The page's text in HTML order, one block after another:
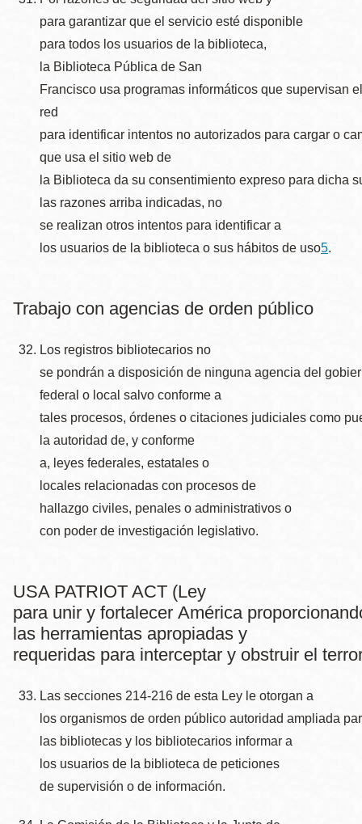
para garantizar que el servicio esté disponible
para todos los usuarios de la biblioteca,
la Biblioteca Pública de San
Francisco usa programas informáticos que supervisan
red
para identificar intentos no autorizados para cargar o
que usa el sitio web de
la Biblioteca da su consentimiento expreso para dicha
las razones arriba indicadas, no
se realizan otros intentos para identificar a
los usuarios de la biblioteca o sus hábitos de uso5.
Trabajo con agencias de orden público
Los registros bibliotecarios no
se pondrán a disposición de ninguna agencia del
federal o local salvo conforme a
tales procesos, órdenes o citaciones judiciales como
la autoridad de, y conforme
a, leyes federales, estatales o
locales relacionadas con procesos de
hallazgo civiles, penales o administrativos o
con poder de investigación legislativo.
USA PATRIOT ACT (Ley
para unir y fortalecer América
las herramientas apropiadas y
requeridas para interceptar y obstruir el
Las secciones 214-216 de esta Ley le otorgan a
los organismos de orden público autoridad ampliada
las bibliotecas y los bibliotecarios informar a
los usuarios de la biblioteca de peticiones
de supervisión o de información.